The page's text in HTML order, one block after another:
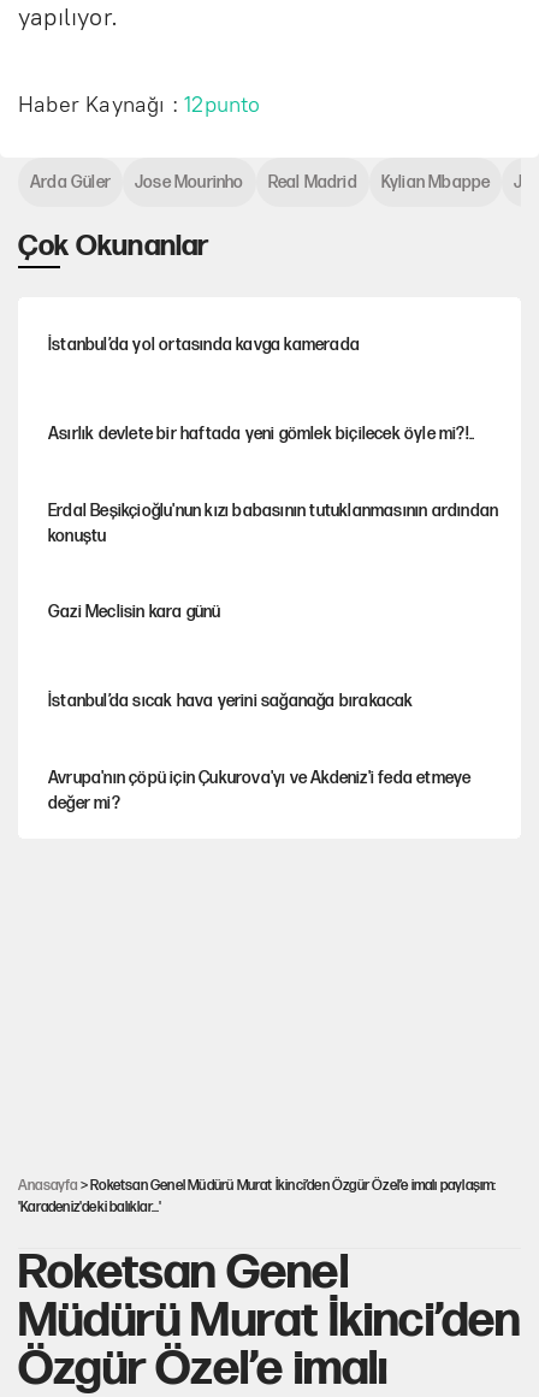
yapılıyor.
Haber Kaynağı :12punto
Çok Okunanlar
İstanbul’da yol ortasında kavga kamerada
Asırlık devlete bir haftada yeni gömlek biçilecek öyle mi?!..
Erdal Beşikçioğlu'nun kızı babasının tutuklanmasının ardından
konuştu
Gazi Meclisin kara günü
İstanbul’da sıcak hava yerini sağanağa bırakacak
Avrupa'nın çöpü için Çukurova'yı ve Akdeniz'i feda etmeye
değer mi?
Arda Güler Jose Mourinho Real Madrid Kylian Mbappe
Anasayfa > Roketsan Genel Müdürü Murat İkinci’den Özgür Özel’e imalı paylaşım:
'Karadeniz'deki balıklar...'
Roketsan Genel
Müdürü Murat İkinci’den
Özgür Özel’e imalı